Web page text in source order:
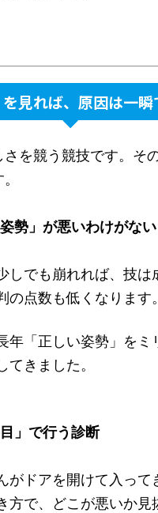
見れば、原因は一瞬
さを競う競技です。そ
勢」が悪いわけがない
しでも崩れれば、技は
の点数も低くなります。
年「正しい姿勢」をミ
てきました。
目」で行う診断
がドアを開けて入って
方で、どこが悪いか見